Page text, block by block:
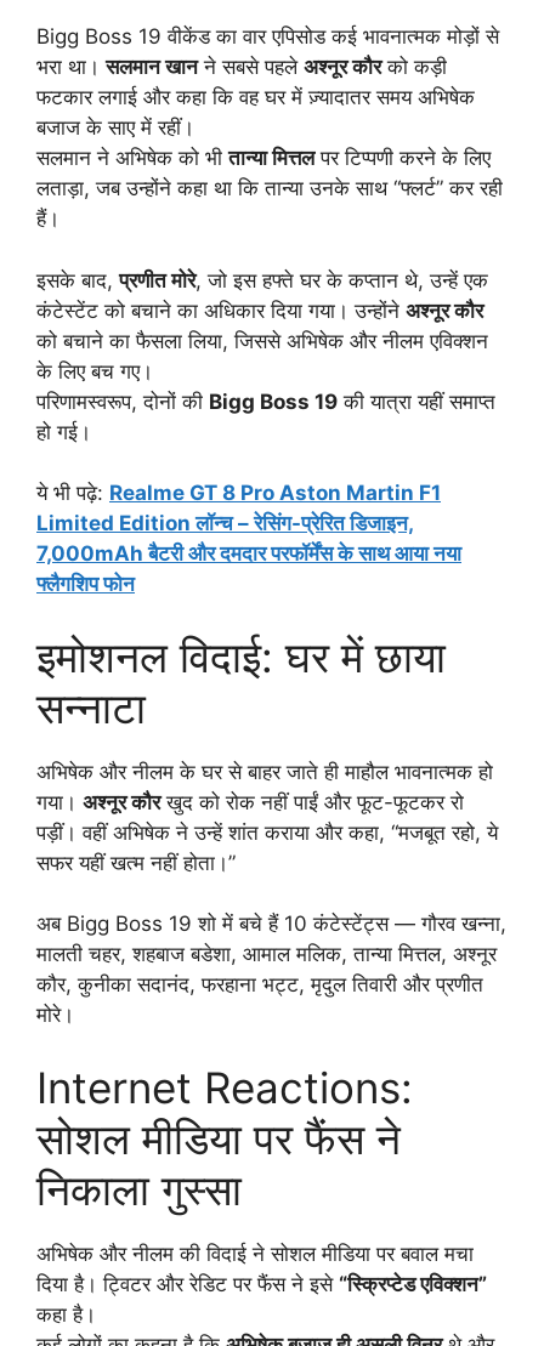
Bigg Boss 19 वीकेंड का वार एपिसोड कई भावनात्मक मोड़ों से
भरा था।सलमान खानने सबसे पहले अश्नूर कौरको कड़ी
फटकार लगाई और कहा कि वह घर में ज़्यादातर समय अभिषेक
बजाज के साए में रहीं।
सलमान ने अभिषेक को भीतान्या मित्तलपर टिप्पणी करने के लिए
लताड़ा, जब उन्होंने कहा था कि तान्या उनके साथ “फ्लर्ट” कर रही
हैं।
इसके बाद,प्रणीत मोरे, जो इस हफ्ते घर के कप्तान थे, उन्हें एक
कंटेस्टेंट को बचाने का अधिकार दिया गया। उन्होंने अश्नूर कौर
को बचाने का फैसला लिया, जिससे अभिषेक और नीलम एविक्शन
के लिए बच गए।
परिणामस्वरूप, दोनों की Bigg Boss 19 की यात्रा यहीं समाप्त
हो गई।
ये भी पढ़े: Realme GT 8 Pro Aston Martin F1
Limited Edition लॉन्च – रेसिंग-प्रेरित डिजाइन,
7,000mAh बैटरी और दमदार परफॉर्मेंस के साथ आया नया
फ्लैगशिप फोन
इमोशनल विदाई: घर में छाया
सन्नाटा
अभिषेक और नीलम के घर से बाहर जाते ही माहौल भावनात्मक हो
गया। अश्नूर कौरखुद को रोक नहीं पाईं और फूट-फूटकर रो
पड़ीं। वहीं अभिषेक ने उन्हें शांत कराया और कहा, “मजबूत रहो, ये
सफर यहीं खत्म नहीं होता।”
अब Bigg Boss 19 शो में बचे हैं 10 कंटेस्टेंट्स — गौरव खन्ना,
मालती चहर, शहबाज बडेशा, आमाल मलिक, तान्या मित्तल, अश्नूर
कौर, कुनीका सदानंद, फरहाना भट्ट, मृदुल तिवारी और प्रणीत
मोरे।
Internet Reactions:
सोशल मीडिया पर फैंस ने
निकाला गुस्सा
अभिषेक और नीलम की विदाई ने सोशल मीडिया पर बवाल मचा
दिया है। ट्विटर और रेडिट पर फैंस ने इसे “स्क्रिप्टेड एविक्शन”
कहा है।